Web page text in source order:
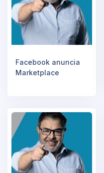
Facebook anuncia
Marketplace